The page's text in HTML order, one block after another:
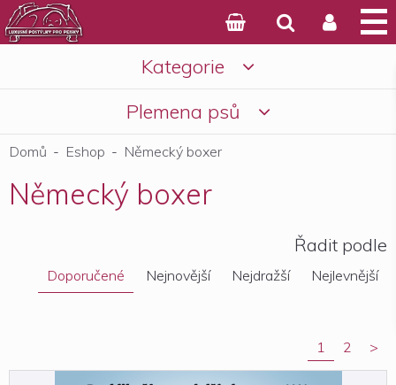

Košík


Kategorie

Plemena psů

Domů - Eshop - Německý boxer
Německý boxer
Řadit podle
Doporučené Nejnovější Nejdražší Nejlevnější
1 2 >